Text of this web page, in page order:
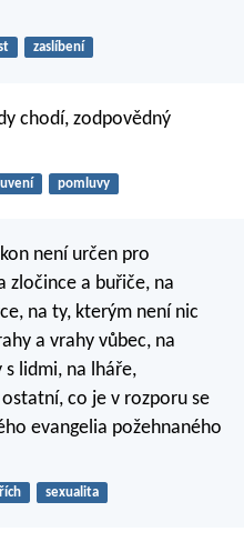
zaslíbení
chodí, zodpovědný
pomluvy
není určen pro
zločince a buřiče, na
na ty, kterým není nic
a vrahy vůbec, na
s lidmi, na lháře,
co je v rozporu se
evangelia požehnaného
sexualita